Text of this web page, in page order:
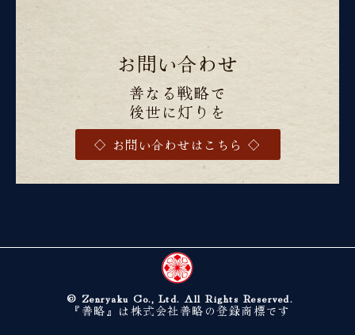
お問い合わせ
善なる戦略で
後世に灯りを
◇ お問い合わせはこちら ◇
© Zenryaku Co., Ltd. All Rights Reserved.
『善略』は株式会社善略の登録商標です